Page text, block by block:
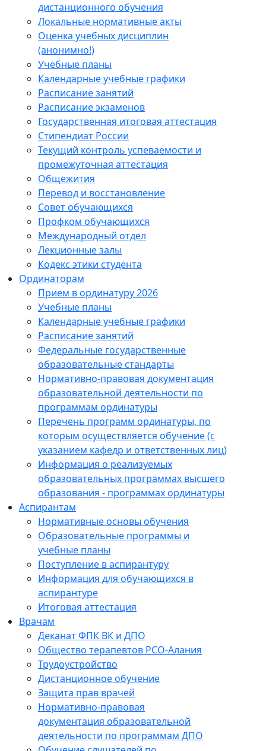
дистанционного обучения
Локальные нормативные акты
Оценка учебных дисциплин
(анонимно!)
Учебные планы
Календарные учебные графики
Расписание занятий
Расписание экзаменов
Государственная итоговая аттестация
Стипендиат России
Текущий контроль успеваемости и
промежуточная аттестация
Общежития
Перевод и восстановление
Совет обучающихся
Профком обучающихся
Международный отдел
Лекционные залы
Кодекс этики студента
Ординаторам
Прием в ординатуру 2026
Учебные планы
Календарные учебные графики
Расписание занятий
Федеральные государственные
образовательные стандарты
Нормативно-правовая документация
образовательной деятельности по
программам ординатуры
Перечень программ ординатуры, по
которым осуществляется обучение (с
указанием кафедр и ответственных лиц)
Информация о реализуемых
образовательных программах высшего
образования - программах ординатуры
Аспирантам
Нормативные основы обучения
Образовательные программы и
учебные планы
Поступление в аспирантуру
Информация для обучающихся в
аспирантуре
Итоговая аттестация
Врачам
Деканат ФПК ВК и ДПО
Общество терапевтов РСО-Алания
Трудоустройство
Дистанционное обучение
Защита прав врачей
Нормативно-правовая
документация образовательной
деятельности по программам ДПО